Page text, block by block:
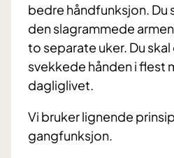
bedre håndfunksjon. Du
denslagrammede
to separate uker. Du
svekkede hånden i flest
dagliglivet.
Vi bruker lignende
gangfunksjon.